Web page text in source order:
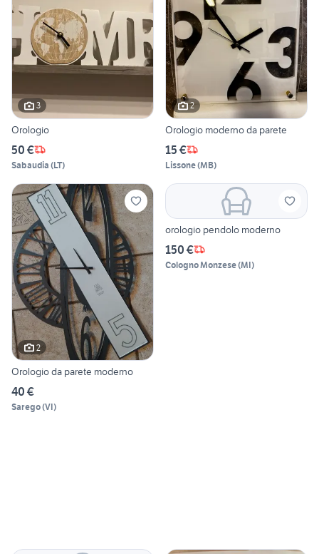
3
Orologio
50 €
Sabaudia (LT)
2
Orologio moderno da parete
15 €
Lissone(MB)
2
Orologio da parete moderno
40 €
Sarego(VI)
orologio pendolo moderno
150 €
Cologno Monzese(MI)